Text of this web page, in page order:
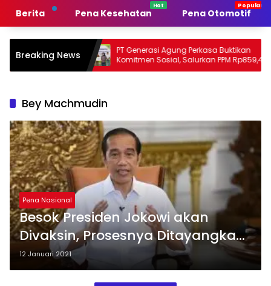
Berita Pena Kesehatan Pena Otomotif
Breaking NewsPT Generasi Agung Perkasa Buktikan
Komitmen Sosial, Salurkan PPM Rp859,4
Juta untuk Masyarakat Lingkar
Bey Machmudin
Pena Nasional
Besok Presiden Jokowi akan
Divaksin, Prosesnya Ditayangkan
Langsung
12 Januari 2021